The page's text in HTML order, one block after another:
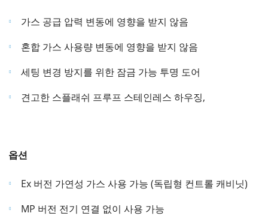
가스 공급 압력 변동에 영향을 받지 않음
혼합 가스 사용량 변동에 영향을 받지 않음
세팅 변경 방지를 위한 잠금 가능 투명 도어
견고한 스플래쉬 프루프 스테인레스 하우징,
옵션
Ex 버전 가연성 가스 사용 가능 (독립형 컨트롤 캐비닛)
MP 버전 전기 연결 없이 사용 가능